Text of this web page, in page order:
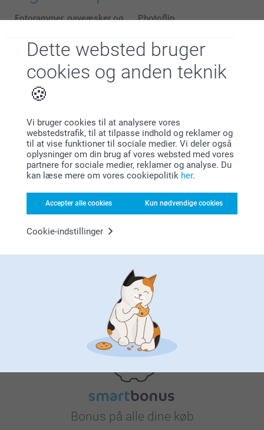
Dette websted bruger
cookies og anden teknik
Vi bruger cookies til at analysere vores
webstedstrafik, til at tilpasse indhold og reklamer og
til at vise funktioner til sociale medier. Vi deler også
oplysninger om din brug af vores websted med vores
partnere for sociale medier, reklamer og analyse. Du
kan læse mere om vores cookiepolitik her.
Accepter alle cookies Kun nødvendige cookies
Cookie-indstillinger
Fotorammer, gaveæsker og
39,00
Photoflip
(6 anmeldelser)
Billeder med Træholder
5 varianter
109,00
(7 anmeldelser)
Musemåtte
(35 anmeldelser)
Hvorfor smartphoto?
Tilfreds kunde garanti
Bonus på alle dine køb